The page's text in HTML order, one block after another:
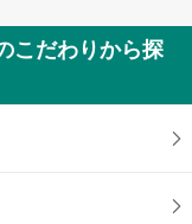
こだわりから探